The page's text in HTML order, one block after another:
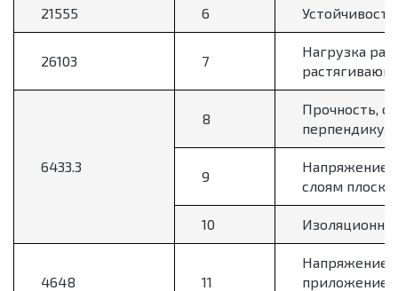
21555 6
26103 7
Нагрузка
6433.3
8
Прочность,
9
Напряжение
слоям
10
4648 11
Напряжение